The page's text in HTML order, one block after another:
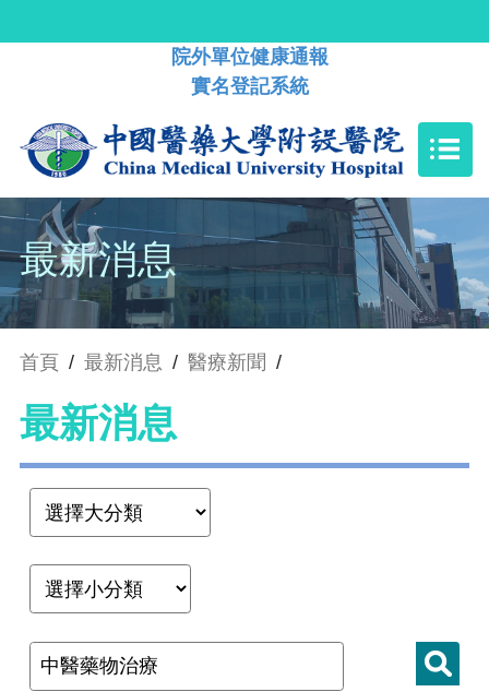
院外單位健康通報
實名登記系統
最新消息
首頁 / 最新消息 / 醫療新聞 /
最新消息